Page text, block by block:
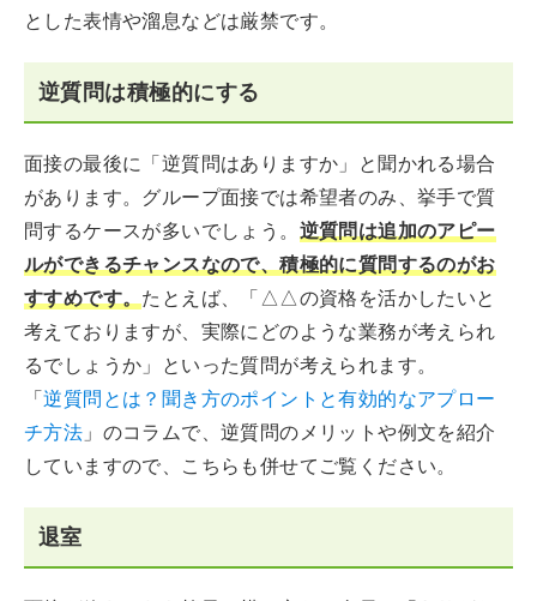
とした表情や溜息などは厳禁です。
逆質問は積極的にする
面接の最後に「逆質問はありますか」と聞かれる場合
があります。グループ面接では希望者のみ、挙手で質
問するケースが多いでしょう。 逆質問は追加のアピー
ルができるチャンスなので、積極的に質問するのがお
すすめです。たとえば、「△△の資格を活かしたいと
考えておりますが、実際にどのような業務が考えられ
るでしょうか」といった質問が考えられます。
「逆質問とは？聞き方のポイントと有効的なアプロー
チ方法 」のコラムで、逆質問のメリットや例文を紹介
していますので、こちらも併せてご覧ください。
退室